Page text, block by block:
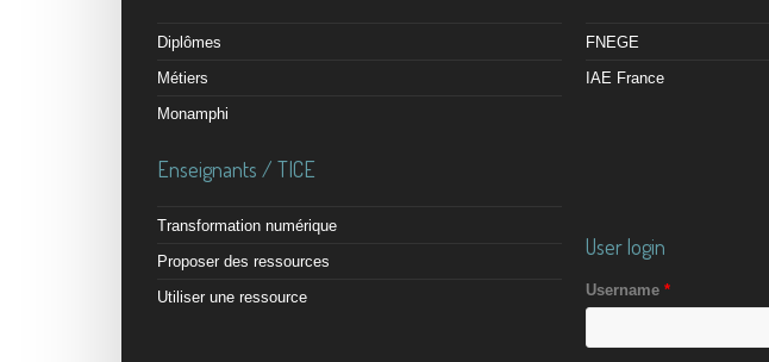
Diplômes
Métiers
Monamphi
Enseignants / TICE
Transformation numérique
Proposer des ressources
Utiliser une ressource
FNEGE
IAE France
User login
Username *